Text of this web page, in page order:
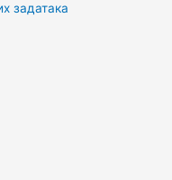
задатака